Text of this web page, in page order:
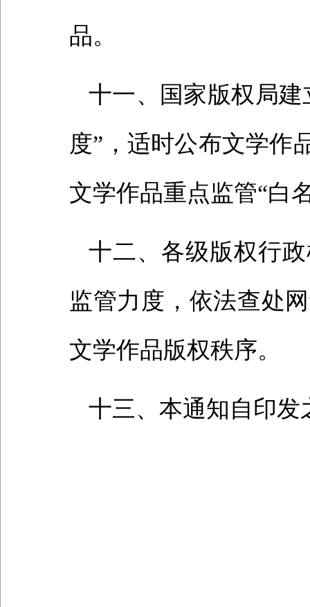
品。
十一、国家版权局
度”，适时公布文学作
文学作品重点监管“白
十二、各级版权行
监管力度，依法查处
文学作品版权秩序。
十三、本通知自印发